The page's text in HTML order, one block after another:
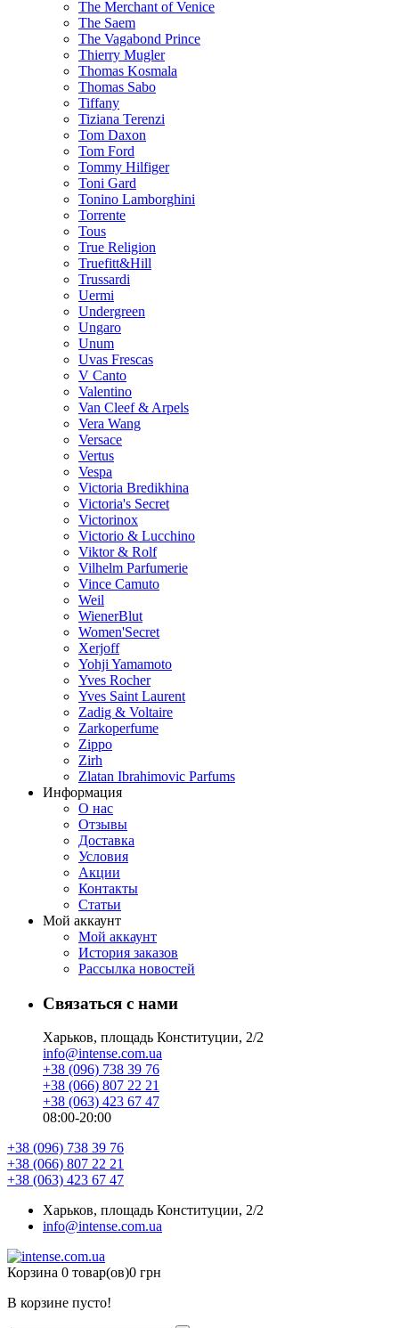
The Merchant of Venice
The Saem
The Vagabond Prince
Thierry Mugler
Thomas Kosmala
Thomas Sabo
Tiffany
Tiziana Terenzi
Tom Daxon
Tom Ford
Tommy Hilfiger
Toni Gard
Tonino Lamborghini
Torrente
Tous
True Religion
Truefitt&Hill
Trussardi
Uermi
Undergreen
Ungaro
Unum
Uvas Frescas
V Canto
Valentino
Van Cleef & Arpels
Vera Wang
Versace
Vertus
Vespa
Victoria Bredikhina
Victoria's Secret
Victorinox
Victorio & Lucchino
Viktor & Rolf
Vilhelm Parfumerie
Vince Camuto
Weil
WienerBlut
Women'Secret
Xerjoff
Yohji Yamamoto
Yves Rocher
Yves Saint Laurent
Zadig & Voltaire
Zarkoperfume
Zippo
Zirh
Zlatan Ibrahimovic Parfums
Информация
О нас
Отзывы
Доставка
Условия
Aкции
Контакты
Статьи
Мой аккаунт
Мой аккаунт
История заказов
Рассылка новостей
Связаться с нами
Харьков, площадь Конституции, 2/2
info@intense.com.ua
+38 (096) 738 39 76
+38 (066) 807 22 21
+38 (063) 423 67 47
08:00-20:00
+38 (096) 738 39 76
+38 (066) 807 22 21
+38 (063) 423 67 47
Харьков, площадь Конституции, 2/2
info@intense.com.ua
Корзина 0 товар(ов)0 грн
В корзине пусто!